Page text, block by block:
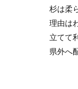
杉は柔
理由は
立てて
県外へ